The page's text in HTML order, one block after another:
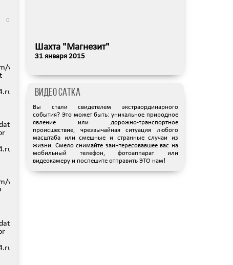
0
BRkEEbhu3os/mqdefault.jpg):
protected/views/mobreporter/index.php
www/satka74.ru/images/video/137.jpg):
protected/views/mobreporter/index.php
BRkEEbhu3os/2.jpg):
www/satka74.ru/images/video/137-
www/satka74.ru/images/video/133.jpg):
protected/views/mobreporter/index.php
Шахта "Магнезит"
31 января 2015
Видео Сатка
Вы стали свидетелем экстраординарного
события? Это может быть: уникальное природное
явление или дорожно-транспортное
происшествие, чрезвычайная ситуация любого
масштаба или смешные и странные случаи из
жизни. Смело снимайте заинтересовавшее вас на
мобильный телефон, фотоаппарат или
видеокамеру и поспешите отправить ЭТО нам!